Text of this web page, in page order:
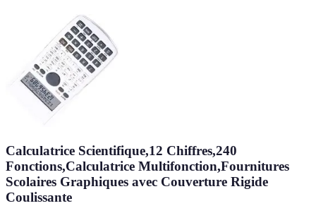
Calculatrice Scientifique,12 Chiffres,240
Fonctions,Calculatrice Multifonction,Fournitures
Scolaires Graphiques avec Couverture Rigide
Coulissante